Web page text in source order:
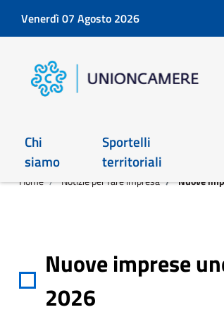
Venerdì 07 Agosto 2026
Chi
siamo
Sportelli
territoriali
Home Notizie per fare impresa Nuove
Nuove imprese
2026